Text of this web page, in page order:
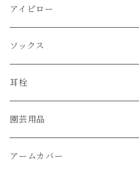
アイピロー
ソックス
ハイソックス
クルー丈ソックス
くるぶし丈ソックス
耳栓
園芸用品
アームカバー